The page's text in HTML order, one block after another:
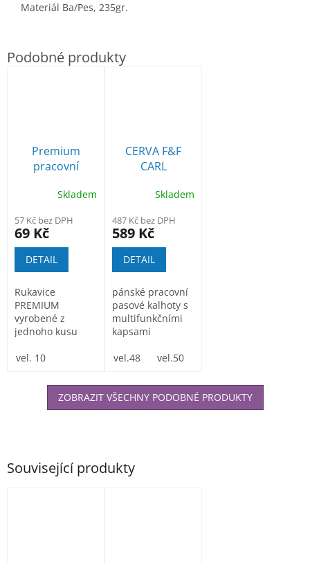
Související produkty
Materiál Ba/Pes, 235gr.
Premium
pracovní
kůže
Skladem
57 Kč bez DPH
69 Kč
DETAIL
Rukavice
PREMIUM
vyrobené z
jednoho kusu
kozí kůže v
vel. 10
CERVA F&F
CARL
kalhoty do
Skladem
487 Kč bez DPH
589 Kč
DETAIL
pánské pracovní
pasové kalhoty s
multifunkčními
kapsami
kalhoty do pasu...
vel.48 vel.50
ZOBRAZIT VŠECHNY PODOBNÉ PRODUKTY